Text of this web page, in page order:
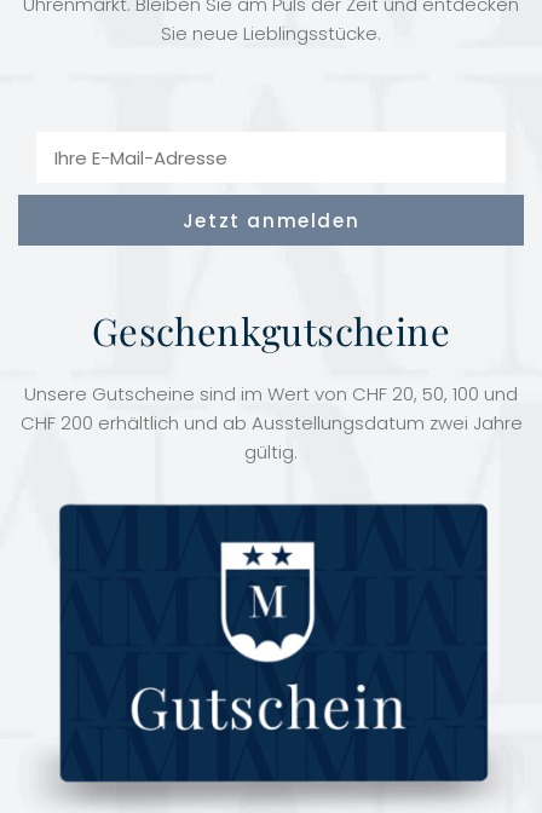
Sie neue Lieblingsstücke.
Geschenkgutscheine
Unsere Gutscheine sind im Wert von CHF 20, 50, 100 und
CHF 200 erhältlich und ab Ausstellungsdatum zwei Jahre
gültig.